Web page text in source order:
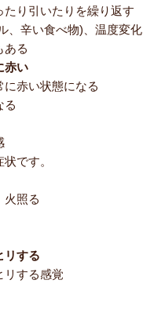
たり引いたりを繰り返す
、辛い食べ物)、温度変
ある
赤い
赤い状態になる
る
です。
火照る
リする
リする感覚